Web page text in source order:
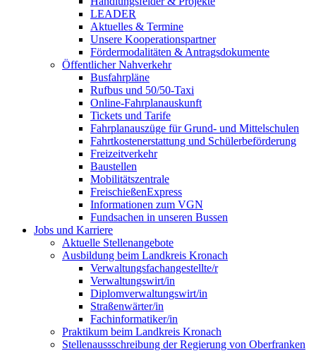
LEADER
Aktuelles & Termine
Unsere Kooperationspartner
Fördermodalitäten & Antragsdokumente
Öffentlicher Nahverkehr
Busfahrpläne
Rufbus und 50/50-Taxi
Online-Fahrplanauskunft
Tickets und Tarife
Fahrplanauszüge für Grund- und Mittelschulen
Fahrtkostenerstattung und Schülerbeförderung
Freizeitverkehr
Baustellen
Mobilitätszentrale
FreischießenExpress
Informationen zum VGN
Fundsachen in unseren Bussen
Jobs und Karriere
Aktuelle Stellenangebote
Ausbildung beim Landkreis Kronach
Verwaltungsfachangestellte/r
Verwaltungswirt/in
Diplomverwaltungswirt/in
Straßenwärter/in
Fachinformatiker/in
Praktikum beim Landkreis Kronach
Stellenaussschreibung der Regierung von Oberfranken